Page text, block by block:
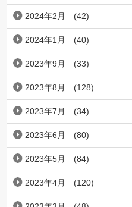
2024年2月 (42)
2024年1月 (40)
2023年9月 (33)
2023年8月 (128)
2023年7月 (34)
2023年6月 (80)
2023年5月 (84)
2023年4月 (120)